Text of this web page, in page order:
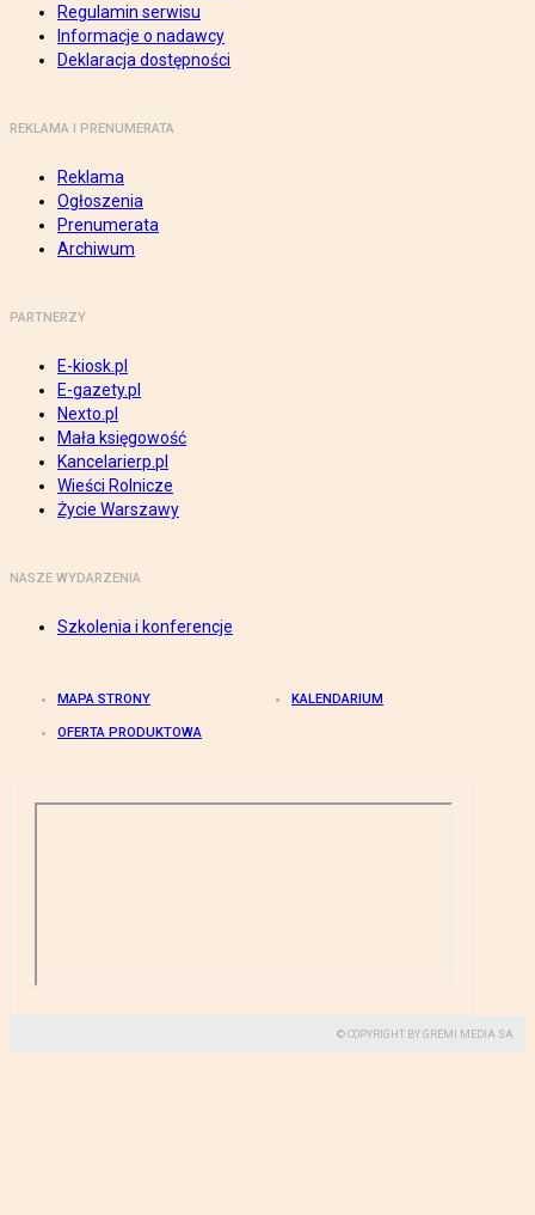
Regulamin serwisu
Informacje o nadawcy
Deklaracja dostępności
REKLAMA I PRENUMERATA
Reklama
Ogłoszenia
Prenumerata
Archiwum
PARTNERZY
E-kiosk.pl
E-gazety.pl
Nexto.pl
Mała księgowość
Kancelarierp.pl
Wieści Rolnicze
Życie Warszawy
NASZE WYDARZENIA
Szkolenia i konferencje
MAPA STRONY KALENDARIUM
OFERTA PRODUKTOWA
© COPYRIGHT BY GREMI MEDIA SA